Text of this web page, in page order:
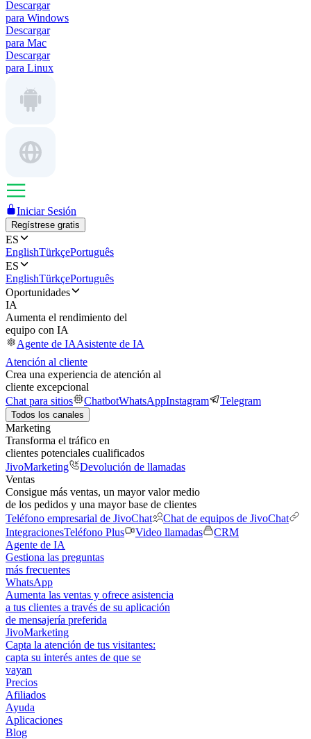
Descargar
para Windows
Descargar
para Mac
Descargar
para Linux
Iniciar Sesión
Regístrese gratis
ES
EnglishTürkçePortuguês
ES
EnglishTürkçePortuguês
Oportunidades
IA
Aumenta el rendimiento del
equipo con IA
Agente de IAAsistente de IA
Atención al cliente
Crea una experiencia de atención al
cliente excepcional
Chat para sitios
ChatbotWhatsAppInstagram Telegram
Todos los canales
Marketing
Transforma el tráfico en
clientes potenciales cualificados
JivoMarketing
Devolución de llamadas
Ventas
Consigue más ventas, un mayor valor medio
de los pedidos y una mayor base de clientes
Teléfono empresarial de JivoChat
Chat de equipos de JivoChat
IntegracionesTeléfono Plus Video llamadas
CRM
Agente de IA
Gestiona las preguntas
más frecuentes
WhatsApp
Aumenta las ventas y ofrece asistencia
a tus clientes a través de su aplicación
de mensajería preferida
JivoMarketing
Capta la atención de tus visitantes:
capta su interés antes de que se
vayan
Precios
Afiliados
Ayuda
Aplicaciones
Blog